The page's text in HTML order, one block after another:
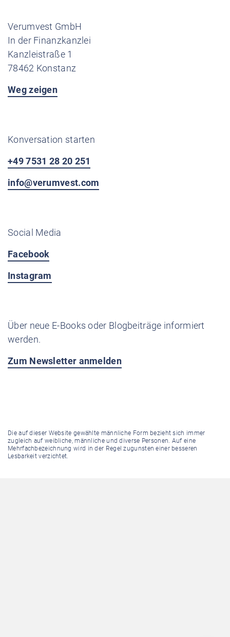
Verumvest GmbH
In der Finanzkanzlei
Kanzleistraße 1
78462 Konstanz
Weg zeigen
Konversation starten
+49 7531 28 20 251
info@verumvest.com
Social Media
Facebook
Instagram
Über neue E-Books oder Blogbeiträge informiert
werden.
Zum Newsletter anmelden
Die auf dieser Website gewählte männliche Form bezieht sich immer
zugleich auf weibliche, männliche und diverse Personen. Auf eine
Mehrfachbezeichnung wird in der Regel zugunsten einer besseren
Lesbarkeit verzichtet.